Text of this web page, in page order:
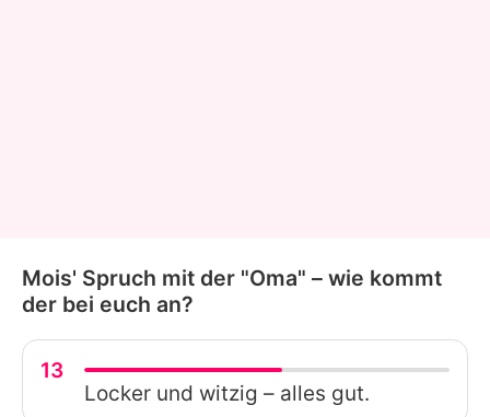
Mois' Spruch mit der "Oma" – wie kommt
der bei euch an?
13
Locker und witzig – alles gut.